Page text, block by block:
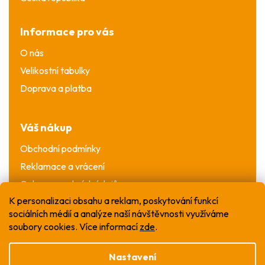
K personalizaci obsahu a reklam, poskytování funkcí
sociálních médií a analýze naší návštěvnosti využíváme
soubory cookies. Více informací zde.
Nastavení
Informace pro vás
O nás
Velikostní tabulky
Doprava a platba
Váš nákup
Obchodní podmínky
Reklamace a vrácení
Ochrana osobních údajů